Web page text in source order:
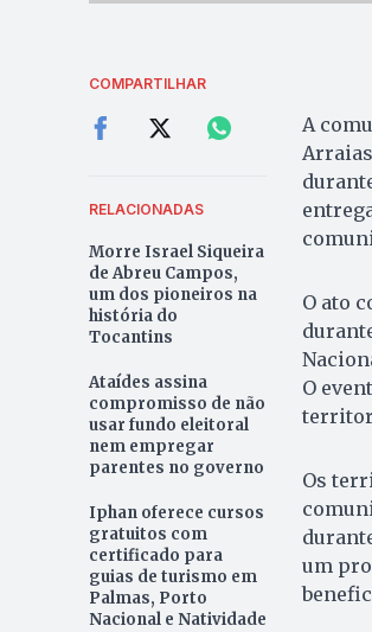
COMPARTILHAR
RELACIONADAS
Morre Israel Siqueira
de Abreu Campos,
um dos pioneiros na
história do
Tocantins
Ataídes assina
compromisso de não
usar fundo eleitoral
nem empregar
parentes no governo
Iphan oferece cursos
gratuitos com
certificado para
guias de turismo em
Palmas, Porto
Nacional e Natividade
A
O ato
O
Os
um